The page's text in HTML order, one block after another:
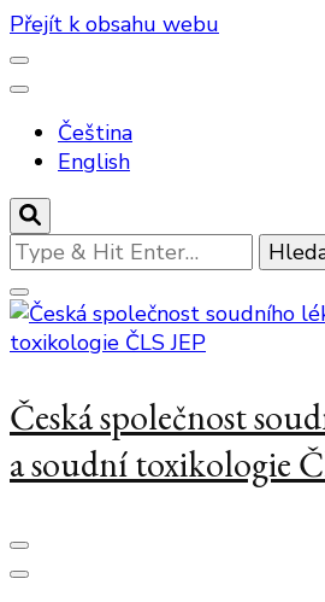
Přejít k obsahu webu
Čeština
English
Hledáte
něco
?
Česká společnost
a soudní toxikologie